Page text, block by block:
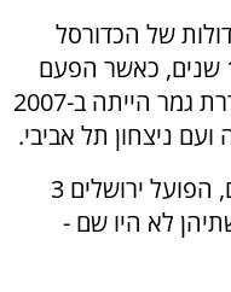
של הכדורסל
הישראלי תהיה הראשונה מזה 18 שנים, כאשר הפעם
האחרונה בה נפגשו השתיים בסדרת גמר הייתה ב-2007
ניצחון תל אביבי.
מאז, מכבי הגיעה לגמר 13 פעמים, הפועל ירושלים 3
לא היו שם -